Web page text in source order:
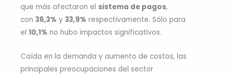
que más afectaron el sistema de pagos,
con 36,3% y 33,9% respectivamente. Sólo para
el 10,1% no hubo impactos significativos.
Caída en la demanda y aumento de costos, las
principales preocupaciones del sector